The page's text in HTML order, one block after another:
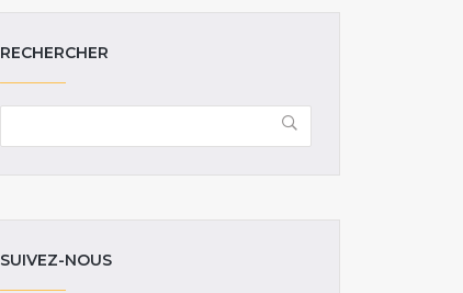
RECHERCHER
SUIVEZ-NOUS